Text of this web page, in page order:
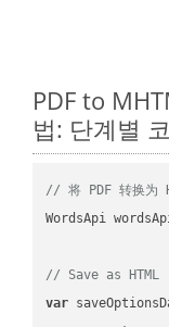
PDF to
법: 단계별
// 将 PDF 转换为
WordsApi
// Save as HTML
var